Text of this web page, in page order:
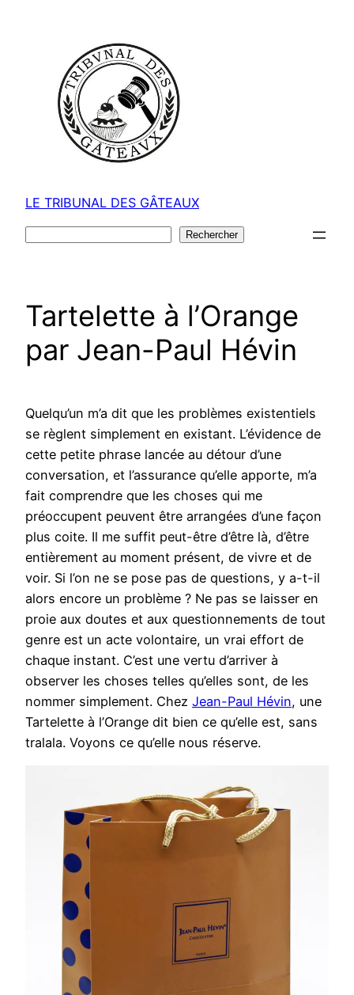
LE TRIBUNAL DES GÂTEAUX
Rechercher
Tartelette à l’Orange
par Jean-Paul Hévin
Quelqu’un m’a dit que les problèmes existentiels
se règlent simplement en existant. L’évidence de
cette petite phrase lancée au détour d’une
conversation, et l’assurance qu’elle apporte, m’a
fait comprendre que les choses qui me
préoccupent peuvent être arrangées d’une façon
plus coite. Il me suffit peut-être d’être là, d’être
entièrement au moment présent, de vivre et de
voir. Si l’on ne se pose pas de questions, y a-t-il
alors encore un problème ? Ne pas se laisser en
proie aux doutes et aux questionnements de tout
genre est un acte volontaire, un vrai effort de
chaque instant. C’est une vertu d’arriver à
observer les choses telles qu’elles sont, de les
nommer simplement. Chez Jean-Paul Hévin, une
Tartelette à l’Orange dit bien ce qu’elle est, sans
tralala. Voyons ce qu’elle nous réserve.